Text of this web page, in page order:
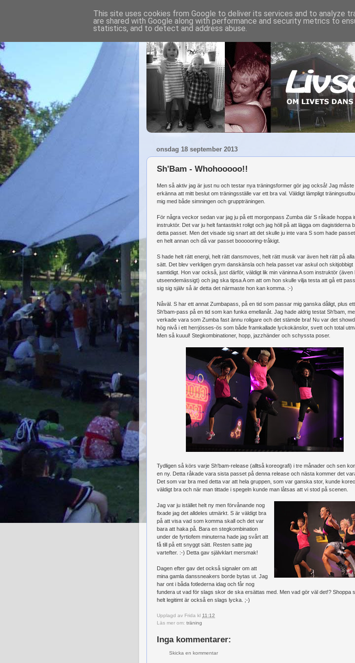
onsdag 18 september 2013
Sh'Bam - Whohooooo!!
Men så aktiv jag är just nu och testar nya träningsformer gör jag också! Jag måste
erkänna att mitt beslut om träningsställe var ett bra val. Väldigt lämpligt
mig med både simningen och gruppträningen.
För några veckor sedan var jag ju på ett morgonpass Zumba där S råkade hoppa
instruktör. Det var ju helt fantastiskt roligt och jag höll på att lägga om dagistiderna
detta passet. Men det visade sig snart att det skulle ju inte vara S som hade
en helt annan och då var passet boooooring-tråkigt.
S hade helt rätt energi, helt rätt dansmoves, helt rätt musik var även helt rätt på
sätt. Det blev verkligen grym danskänsla och hela passet var askul och skitjobbigt
samtidigt. Hon var också, just därför, väldigt lik min väninna A som instruktör (även
utseendemässigt) och jag ska tipsa A om att om hon skulle vilja testa att gå ett
sig sig själv så är detta det närmaste hon kan komma. :-)
Nåväl. S har ett annat Zumbapass, på en tid som passar mig ganska dåligt, plus ett
Sh'bam-pass på en tid som kan funka emellanåt. Jag hade aldrig testat Sh'bam,
verkade vara som Zumba fast ännu roligare och det stämde bra! Nu var det
hög nivå i ett herrjösses-ös som både framkallade lyckokänslor, svett och total
Men så kuuul! Stegkombinationer, hopp, jazzhänder och schyssta poser.
Tydligen så körs varje Sh'bam-release (alltså koreografi) i tre månader och sen
en ny. Detta råkade vara sista passet på denna release och nästa kommer det
Det som var bra med detta var att hela gruppen, som var ganska stor, kunde
väldigt bra och när man tittade i spegeln kunde man låtsas att vi stod på scenen.
Jag var ju istället helt ny men förvånande nog
fixade jag det alldeles utmärkt. S är väldigt bra
på att visa vad som komma skall och det var
bara att haka på. Bara en stegkombination
under de fyrtiofem minuterna hade jag svårt att
få till på ett snyggt sätt. Resten satte jag
vartefter. :-) Detta gav självklart mersmak!
Dagen efter gav det också signaler om att
mina gamla danssneakers borde bytas ut. Jag
har ont i båda fotlederna idag och får nog
fundera ut vad för slags skor de ska ersättas med. Men vad gör väl det!? Shoppa
helt legitimt är också en slags lycka. ;-)
Upplagd av Frida kl 11:12
Läs mer om: träning
Inga kommentarer:
Skicka en kommentar
This site uses cookies from Google to deliver its services and to analyze
are shared with Google along with performance and security metrics to
statistics, and to detect and address abuse.